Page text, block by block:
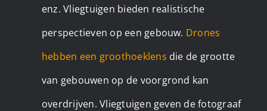
enz. Vliegtuigen bieden realistische
perspectieven op een gebouw. Drones
hebben een groothoeklens die de grootte
van gebouwen op de voorgrond kan
overdrijven. Vliegtuigen geven de fotograaf